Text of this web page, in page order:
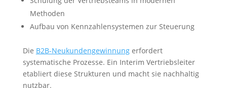
Methoden
Aufbau von Kennzahlensystemen zur Steuerung
Die B2B-Neukundengewinnungerfordert
systematische Prozesse. Ein Interim Vertriebsleiter
etabliert diese Strukturen und macht sie nachhaltig
nutzbar.